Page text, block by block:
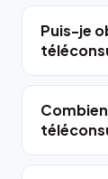
Puis-je